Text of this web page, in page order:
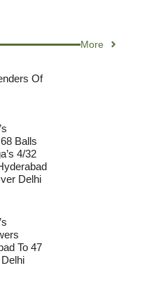
More
Of
Balls
4/32
Delhi
To 47